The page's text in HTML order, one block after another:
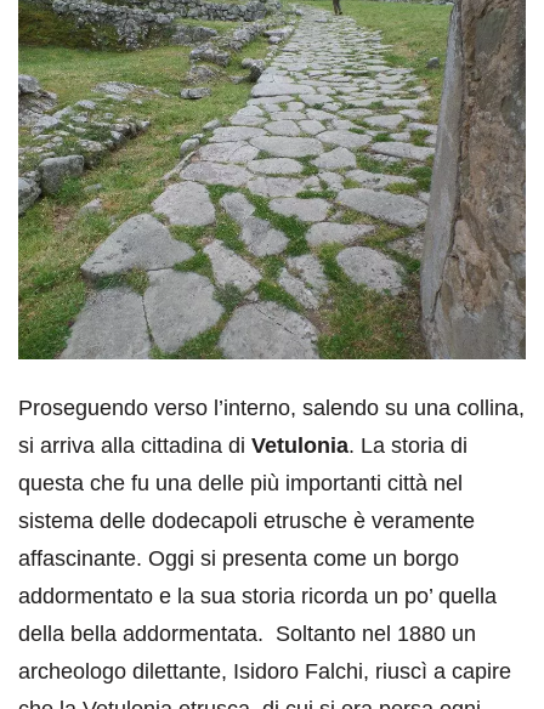
Proseguendo verso l’interno, salendo su una collina,
si arriva alla cittadina di Vetulonia. La storia di
questa che fu una delle più importanti città nel
sistema delle dodecapoli etrusche è veramente
affascinante. Oggi si presenta come un borgo
addormentato e la sua storia ricorda un po’ quella
della bella addormentata. Soltanto nel 1880 un
archeologo dilettante, Isidoro Falchi, riuscì a capire